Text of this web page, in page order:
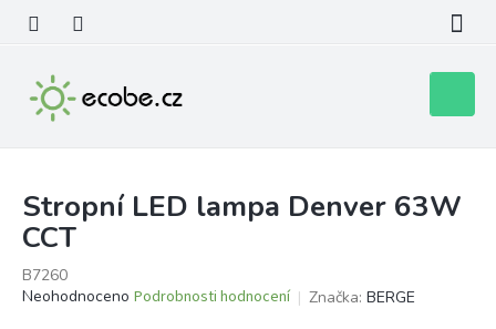
obsah
košík
Stropní LED lampa Denver 63W
CCT
B7260
Průměrné
Neohodnoceno Podrobnosti hodnocení Značka: BERGE